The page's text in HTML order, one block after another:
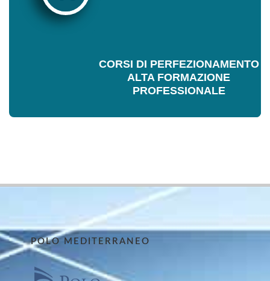
CORSI DI PERFEZIONAMENTO
ALTA FORMAZIONE
PROFESSIONALE
POLO MEDITERRANEO